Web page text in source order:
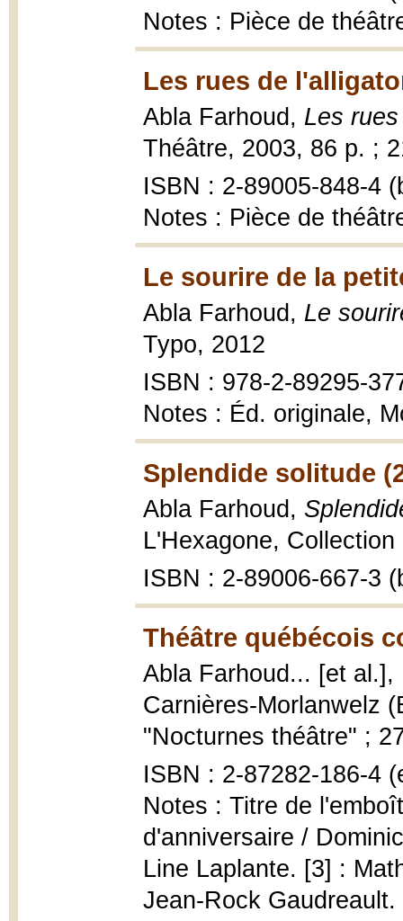
Notes : Pièce de
Les rues de
Abla Farhoud, Les
Théâtre, 2003, 86 p. ;
ISBN : 2-89005-848-4
Notes : Pièce de
Le sourire de la
Abla Farhoud, Le
Typo, 2012
ISBN : 978-2-89295-
Notes : Éd. originale,
Splendide solitude
Abla Farhoud,
L'Hexagone,
ISBN : 2-89006-667-3
Théâtre québécois
Abla Farhoud... [et al.],
Carnières-Morlanwelz
"Nocturnes théâtre" ;
ISBN : 2-87282-186-4
Notes : Titre de
d'anniversaire /
Line Laplante. [3] :
Jean-Rock